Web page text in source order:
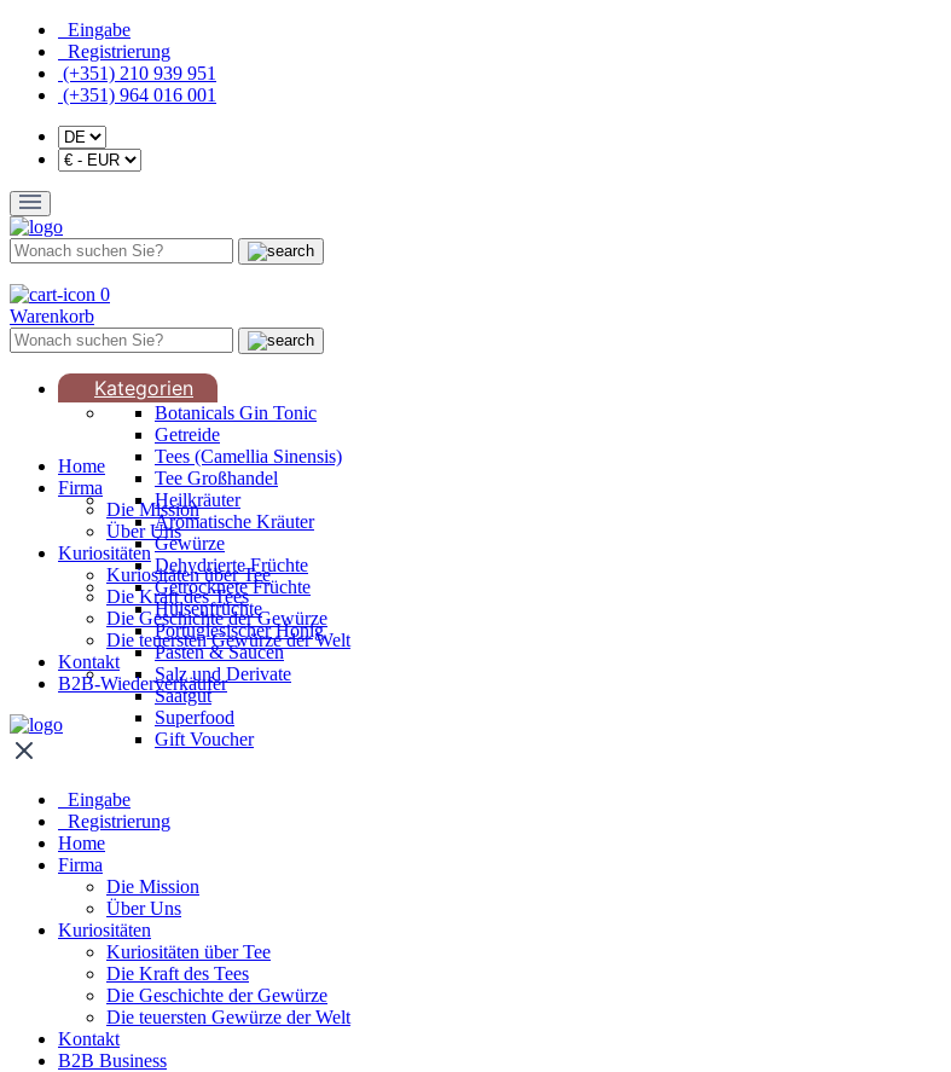
Eingabe
Registrierung
(+351) 210 939 951
(+351) 964 016 001
0
Warenkorb
Kategorien
Botanicals Gin Tonic
Getreide
Tees (Camellia Sinensis)
Tee Großhandel
Heilkräuter
Aromatische Kräuter
Gewürze
Dehydrierte Früchte
Getrocknete Früchte
Hülsenfrüchte
Portugiesischer Honig
Pasten & Saucen
Salz und Derivate
Saatgut
Superfood
Gift Voucher
Home
Firma
Die Mission
Über Uns
Kuriositäten
Kuriositäten über Tee
Die Kraft des Tees
Die Geschichte der Gewürze
Die teuersten Gewürze der Welt
Kontakt
B2B-Wiederverkäufer
Eingabe
Registrierung
Home
Firma
Die Mission
Über Uns
Kuriositäten
Kuriositäten über Tee
Die Kraft des Tees
Die Geschichte der Gewürze
Die teuersten Gewürze der Welt
Kontakt
B2B Business